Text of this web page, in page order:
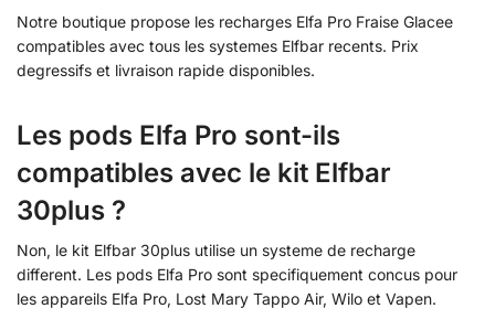
Notre boutique propose les recharges Elfa Pro Fraise Glacee
compatibles avec tous les systemes Elfbar recents. Prix
degressifs et livraison rapide disponibles.
Les pods Elfa Pro sont-ils
compatibles avec le kit Elfbar
30plus ?
Non, le kit Elfbar 30plus utilise un systeme de recharge
different. Les pods Elfa Pro sont specifiquement concus pour
les appareils Elfa Pro, Lost Mary Tappo Air, Wilo et Vapen.